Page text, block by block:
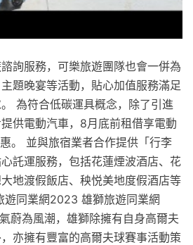
詢服務，可樂旅遊團隊也會一併為
題晚宴等活動，貼心加值服務滿足
為符合低碳運具概念，除了引進
供電動汽車，8月底前租借享電動
。 並與旅宿業者合作提供「行李
託運服務，包括花蓮煙波酒店、花
地渡假飯店、秧悦美地度假酒店等
遊同業網2023 雄獅旅遊同業網
蔚為風潮，雄獅除擁有自身高爾夫
亦擁有豐富的高爾夫球賽事活動策